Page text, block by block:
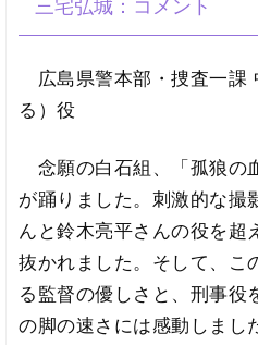
三宅弘城：コメント
広島県警本部・捜査一課
る）役
念願の白石組、「孤狼の
が踊りました。刺激的な撮
んと鈴木亮平さんの役を超
抜かれました。そして、こ
る監督の優しさと、刑事役
の脚の速さには感動しまし